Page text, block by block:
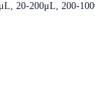
20-200μL, 200-